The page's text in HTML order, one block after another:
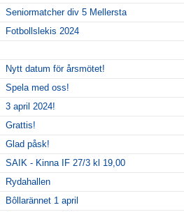
Seniormatcher div 5 Mellersta
Fotbollslekis 2024
Nytt datum för årsmötet!
Spela med oss!
3 april 2024!
Grattis!
Glad påsk!
SAIK - Kinna IF 27/3 kl 19,00
Rydahallen
Bôllarännet 1 april